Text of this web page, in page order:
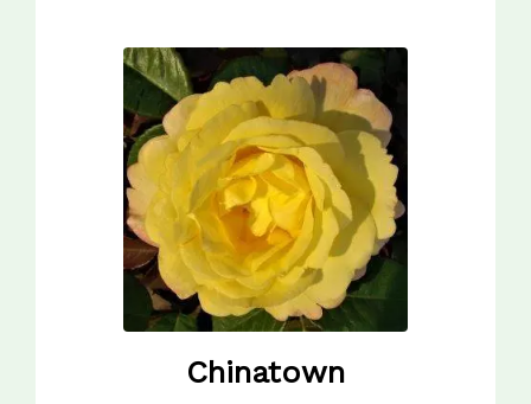
Chinatown